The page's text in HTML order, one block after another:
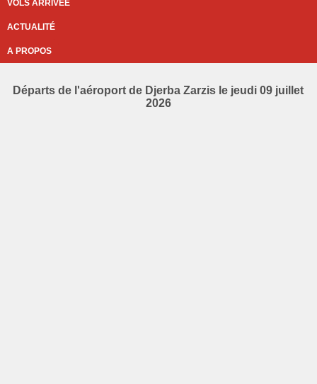
VOLS ARRIVÉE
ACTUALITÉ
A PROPOS
Départs de l'aéroport de Djerba Zarzis le jeudi 09 juillet
2026